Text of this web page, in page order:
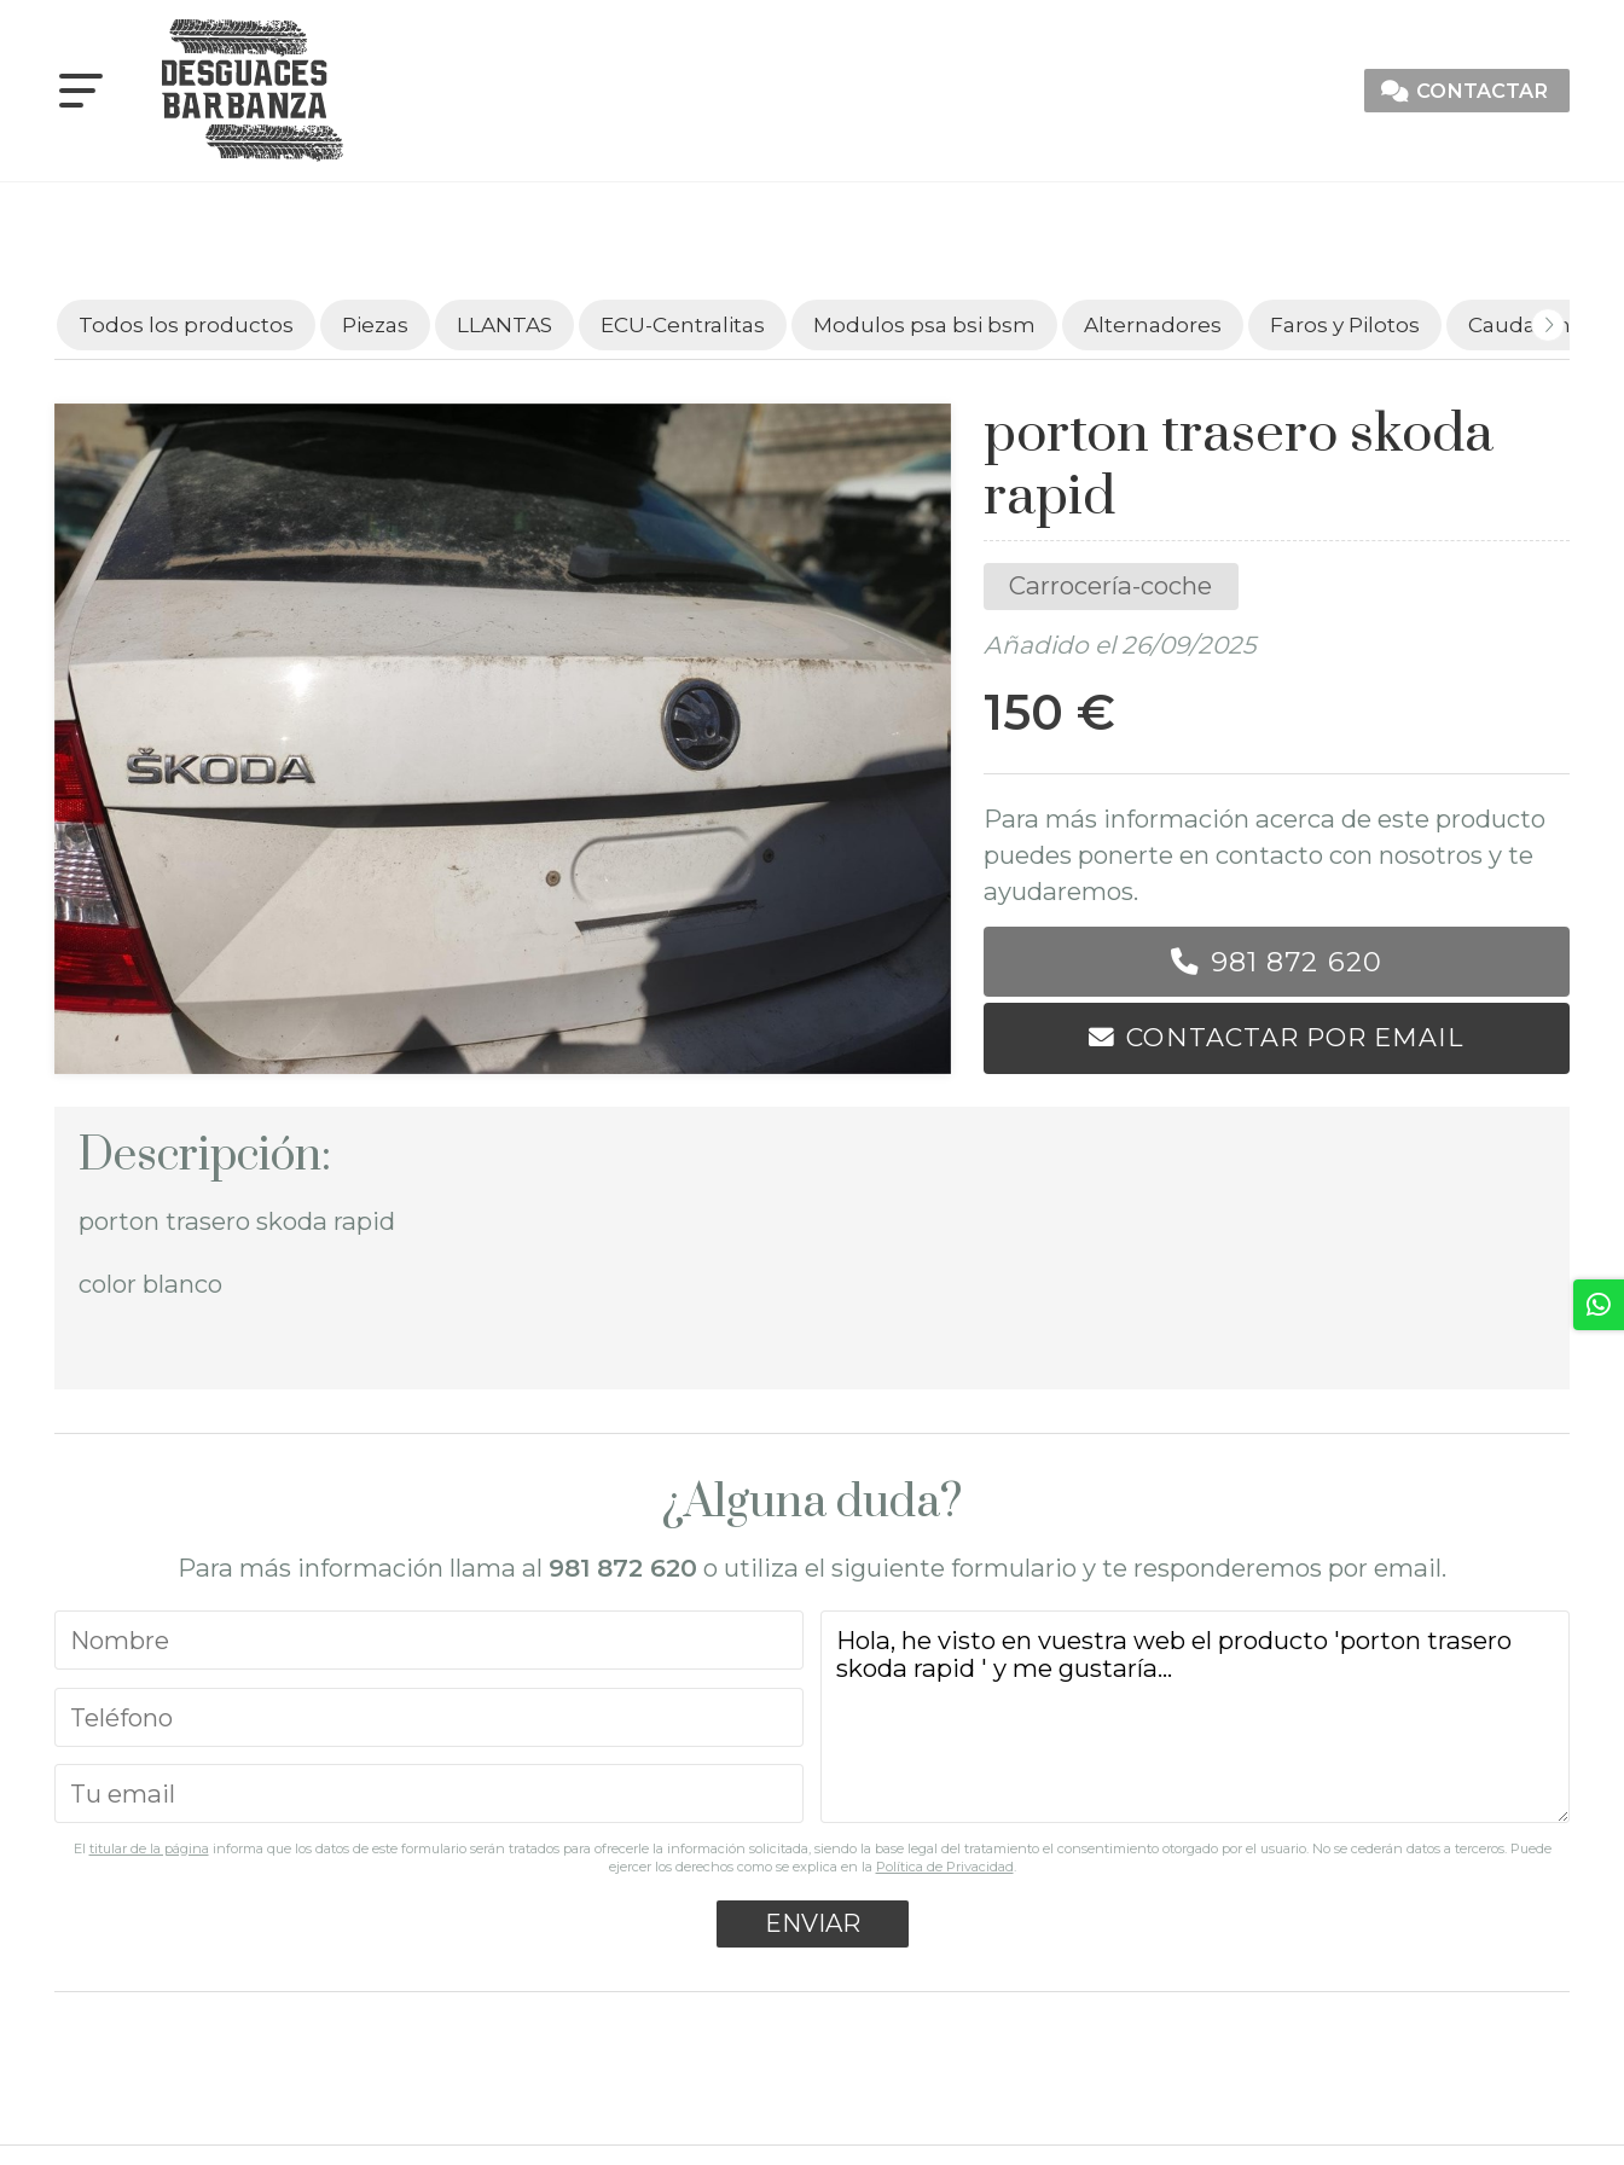
CONTACTAR
Todos los productos Piezas LLANTAS ECU-Centralitas Modulos psa bsi bsm Alternadores Faros y Pilotos Caudalímetros
porton trasero skoda
rapid
Carrocería-coche
Añadido el 26/09/2025
150 €
Para más información acerca de este producto
puedes ponerte en contacto con nosotros y te
ayudaremos.
981 872 620
CONTACTAR POR EMAIL
Descripción:
porton trasero skoda rapid
color blanco
¿Alguna duda?
Para más información llama al 981 872 620 o utiliza el siguiente formulario y te responderemos por email.
El titular de la página informa que los datos de este formulario serán tratados para ofrecerle la información solicitada, siendo la base legal del tratamiento el consentimiento otorgado por el usuario. No se cederán datos a terceros. Puede
ejercer los derechos como se explica en la Política de Privacidad.